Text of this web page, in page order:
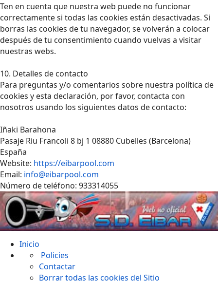
Ten en cuenta que nuestra web puede no funcionar
correctamente si todas las cookies están desactivadas. Si
borras las cookies de tu navegador, se volverán a colocar
después de tu consentimiento cuando vuelvas a visitar
nuestras webs.
10. Detalles de contacto
Para preguntas y/o comentarios sobre nuestra política de
cookies y esta declaración, por favor, contacta con
nosotros usando los siguientes datos de contacto:
Iñaki Barahona
Pasaje Riu Francoli 8 bj 1 08880 Cubelles (Barcelona)
España
Website: https://eibarpool.com
Email: info@eibarpool.com
Número de teléfono: 933314055
Inicio
Policies
Contactar
Borrar todas las cookies del Sitio